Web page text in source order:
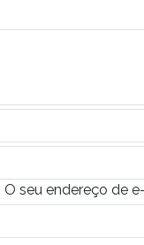
O seu endereço de